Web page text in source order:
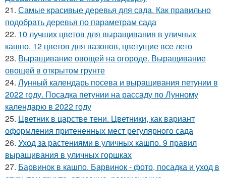
21. Самые красивые деревья для сада. Как правильно
подобрать деревья по параметрам сада
22. 10 лучших цветов для выращивания в уличных
кашпо. 12 цветов для вазонов, цветущие все лето
23. Выращивание овощей на огороде. Выращивание
овощей в открытом грунте
24. Лунный календарь посева и выращивания петунии в
2022 году. Посадка петунии на рассаду по Лунному
календарю в 2022 году
25. Цветник в царстве тени. Цветники, как вариант
оформления притененных мест регулярного сада
26. Уход за растениями в уличных кашпо. 9 правил
выращивания в уличных горшках
27. Барвинок в кашпо. Барвинок - фото, посадка и уход в